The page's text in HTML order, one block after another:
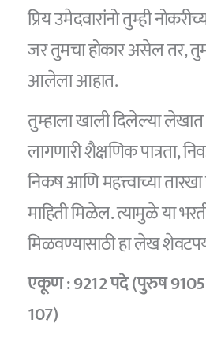
प्रिय उमेदवारांनो तुम्ही
जर तुमचा होकार असेल तर,
आलेला आहात.
तुम्हाला खाली दिलेल्या लेखात
लागणारी शैक्षणिक पात्रता,
निकष आणि महत्त्वाच्या तारखा
माहिती मिळेल. त्यामुळे या
मिळवण्यासाठी हा लेख
एकूण : 9212 पदे (पुरुष
107)